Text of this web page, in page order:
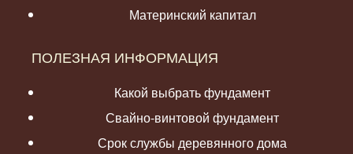
Материнский капитал
ПОЛЕЗНАЯ ИНФОРМАЦИЯ
Какой выбрать фундамент
Свайно-винтовой фундамент
Срок службы деревянного дома